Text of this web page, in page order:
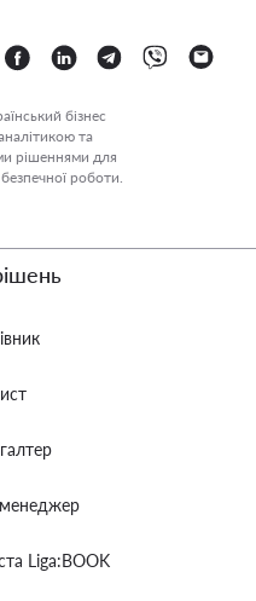
бізнес
та
рішеннями для
роботи.
Liga:BOOK